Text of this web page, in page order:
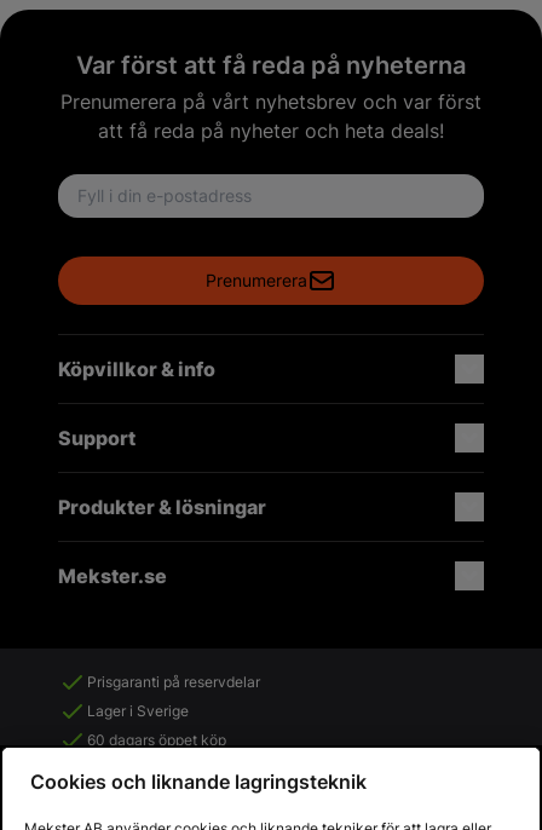
Var först att få reda på nyheterna
Prenumerera på vårt nyhetsbrev och var först
att få reda på nyheter och heta deals!
Email address
Prenumerera
Köpvillkor & info
Support
Produkter & lösningar
Mekster.se
Prisgaranti på reservdelar
Lager i Sverige
60 dagars öppet köp
Fria returer
Cookies och liknande lagringsteknik